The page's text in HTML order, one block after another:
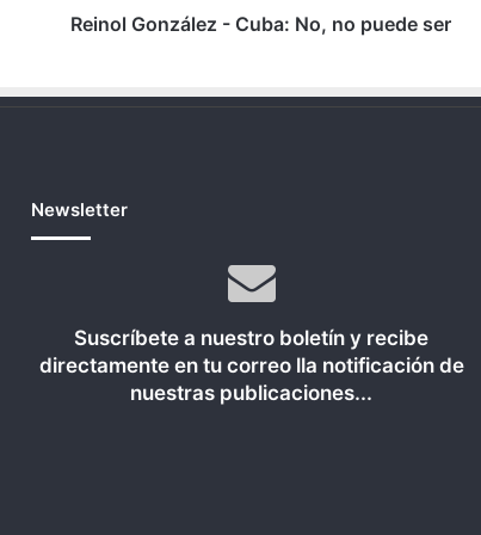
Reinol González - Cuba: No, no puede ser
Newsletter
Suscríbete a nuestro boletín y recibe
directamente en tu correo lla notificación de
nuestras publicaciones...